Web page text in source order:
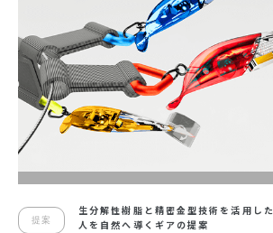
提案
生分解性樹脂と精密金型技術を活用した
人を自然へ導くギアの提案